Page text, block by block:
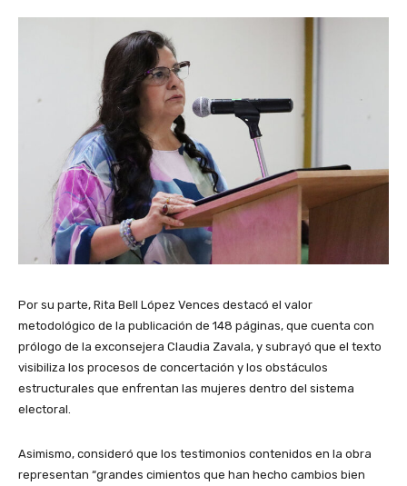
Por su parte, Rita Bell López Vences destacó el valor
metodológico de la publicación de 148 páginas, que cuenta con
prólogo de la exconsejera Claudia Zavala, y subrayó que el texto
visibiliza los procesos de concertación y los obstáculos
estructurales que enfrentan las mujeres dentro del sistema
electoral.
Asimismo, consideró que los testimonios contenidos en la obra
representan “grandes cimientos que han hecho cambios bien